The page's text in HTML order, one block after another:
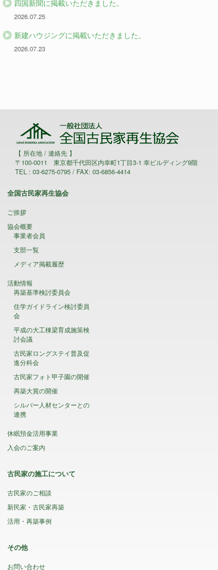
四国新聞に掲載いただきました。
2026.07.25
新建ハウジングに掲載いただきました。
2026.07.23
【 所在地 / 連絡先 】
〒100-0011 東京都千代田区内幸町1丁目3-1 幸ビルディング9階
TEL : 03-6275-0795 / FAX: 03-6856-4414
全国古民家再生協会
ご挨拶
協会概要
事業者会員
支部一覧
メディア掲載履歴
活動情報
再築基準検討委員会
住学ガイドライン検討委員
会
平成の大工棟梁育成施策検
討会議
古民家ロングステイ普及促
進分科会
古民家フォト甲子園の開催
再築大賞の開催
シルバー人材センターとの
連携
休眠預金活用事業
入会のご案内
古民家の施工について
古民家のご相談
新民家・古民家再築
活用・再築事例
その他
お問い合わせ